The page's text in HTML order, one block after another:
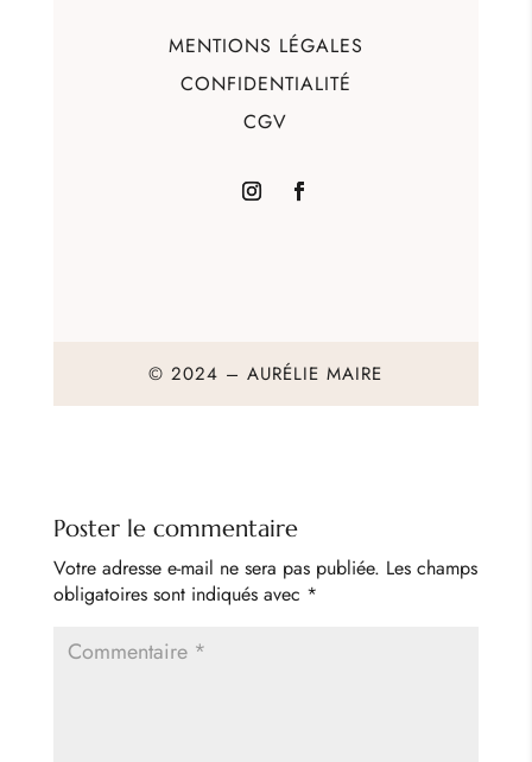
MENTIONS LÉGALES
CONFIDENTIALITÉ
CGV
© 2024 – AURÉLIE MAIRE
Poster le commentaire
Votre adresse e-mail ne sera pas publiée. Les champs
obligatoires sont indiqués avec *